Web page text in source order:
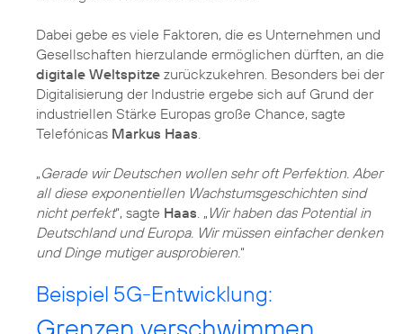
Dabei gebe es viele Faktoren, die es Unternehmen und
Gesellschaften hierzulande ermöglichen dürften, an die
digitale Weltspitze zurückzukehren. Besonders bei der
Digitalisierung der Industrie ergebe sich auf Grund der
industriellen Stärke Europas große Chance, sagte
Telefónicas Markus Haas
„Gerade wir Deutschen wollen sehr oft Perfektion. Aber
all diese exponentiellen Wachstumsgeschichten sind
nicht perfekt“, sagte Haas . „ Wir haben das Potential in
Deutschland und Europa. Wir müssen einfacher denken
und Dinge mutiger ausprobieren.“
Beispiel 5G-Entwicklung: